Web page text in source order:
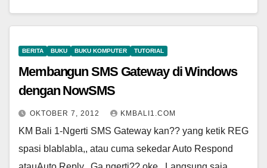
BERITA BUKU BUKU KOMPUTER TUTORIAL
Membangun SMS Gateway di Windows
dengan NowSMS
OKTOBER 7, 2012 KMBALI1.COM
KM Bali 1-Ngerti SMS Gateway kan?? yang ketik REG
spasi blablabla,, atau cuma sekedar Auto Respond